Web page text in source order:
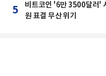
5
비트코인 '6만 3500달러'
원 표결 무산 위기